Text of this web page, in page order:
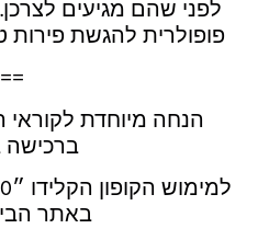
לפני שהם מגיעים
פופולרית להגשת פירות
==
ברכישה
באתר